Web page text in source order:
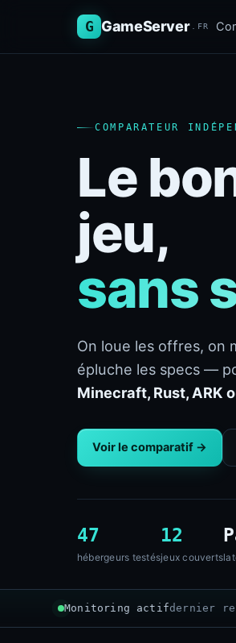
G GameServer .FR
COMPARATEUR
Le
jeu,
sans
On loue les offres, on
épluche les specs —
Minecraft, Rust, ARK
Voir le comparatif →
47
hébergeurs testés
12
jeux couverts
Monitoring actifdernier